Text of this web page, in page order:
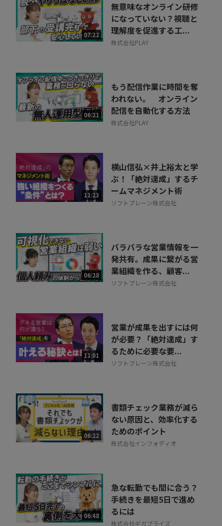
07:22
無意味なオンライン研修
になっていない？視聴と
理解度を促進する工...
株式会社PLAY
06:21
もう配信作業に時間を奪
われない。 オンライン
配信を自動化する方法
株式会社PLAY
11:23
横山信弘×井上裕太と学
ぶ！「絶対達成」するチ
ームマネジメント術
ソフトブレーン株式会社
06:28
バラバラな営業情報を一
発共有。成果に繋がる営
業組織を作る、顧客...
ソフトブレーン株式会社
11:01
営業が成果を出すには何
が必要？「絶対達成」す
るために必要な要...
ソフトブレーン株式会社
06:22
書類チェック業務が減ら
ない原因と、効率化する
ためのポイント
株式会社インフォディオ
06:48
急な転勤でも間に合う？
手続きを最短5日で進め
るには
株式会社ギガプライズ